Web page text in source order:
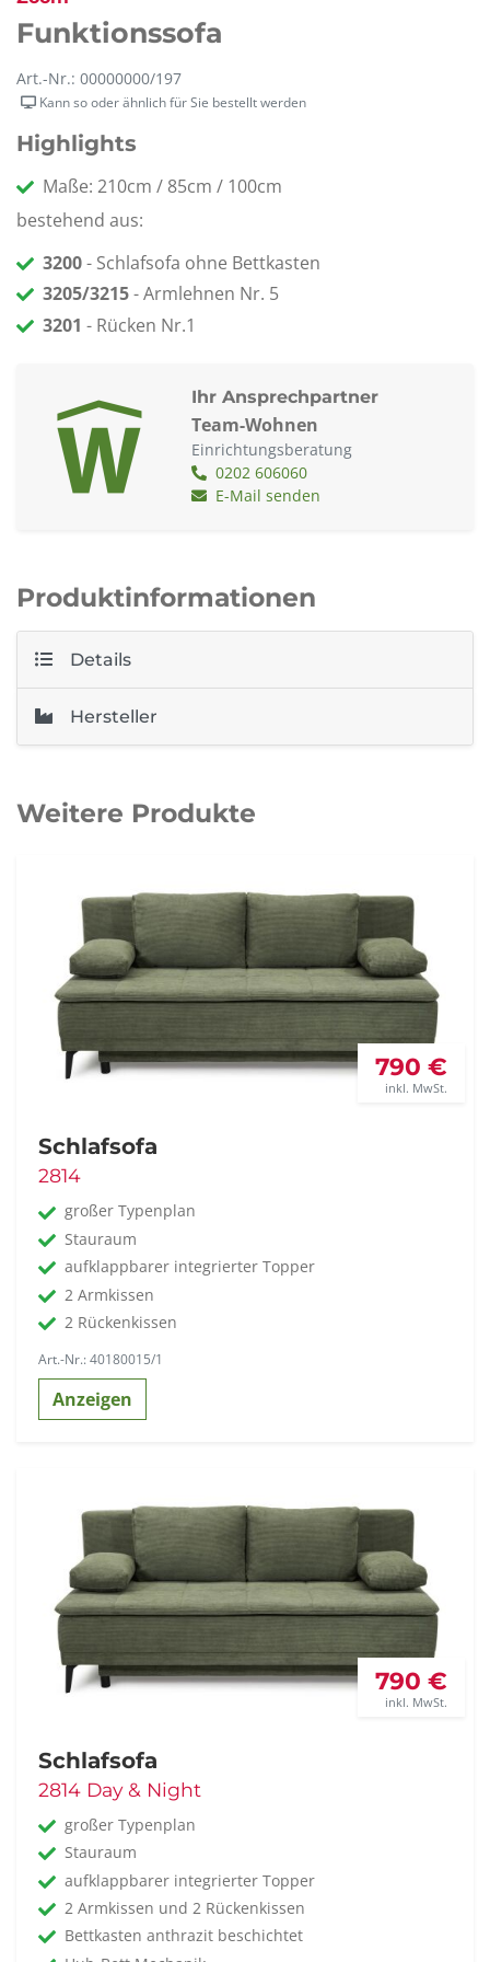
Funktionssofa
Art.-Nr.: 00000000/197
Kann so oder ähnlich für Sie bestellt werden
Highlights
Maße: 210cm / 85cm / 100cm
bestehend aus:
3200- Schlafsofa ohne Bettkasten
3205/3215- Armlehnen Nr. 5
3201 - Rücken Nr.1
Ihr Ansprechpartner
Team-Wohnen
Einrichtungsberatung
0202 606060
E-Mail senden
Produktinformationen
Details
Hersteller
Weitere Produkte
790 €
inkl. MwSt.
Schlafsofa
2814
großer Typenplan
Stauraum
aufklappbarer integrierter Topper
2 Armkissen
2 Rückenkissen
Art.-Nr.: 40180015/1
Anzeigen
790 €
inkl. MwSt.
Schlafsofa
2814 Day & Night
großer Typenplan
Stauraum
aufklappbarer integrierter Topper
2 Armkissen und 2 Rückenkissen
Bettkasten anthrazit beschichtet